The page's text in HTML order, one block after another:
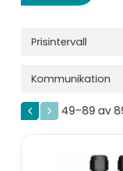
Prisintervall
Kommunikation
LoRa
Wi-Fi
49–89av